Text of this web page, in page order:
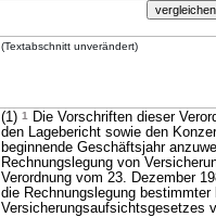
(Textabschnitt unverändert)
(1) 1
Die Vorschriften dieser
den Lagebericht sowie den
beginnende Geschäftsjahr
Rechnungslegung von
Verordnung vom 23. Dezember
die Rechnungslegung
Versicherungsaufsichtsgesetzes